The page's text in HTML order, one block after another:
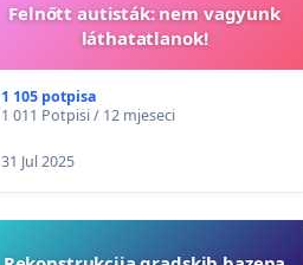
Felnőtt autisták: nem vagyunk
láthatatlanok!
1 105 potpisa
1 011 Potpisi / 12 mjeseci
31 Jul 2025